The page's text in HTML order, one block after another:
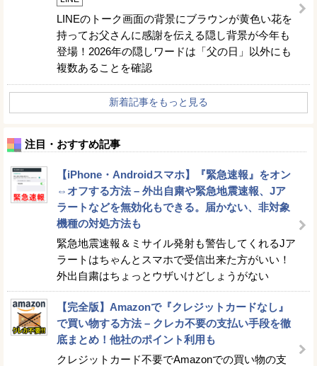
LINEのトーク画面の背景にブラウンが黄色い花を
持ってお父さんに感謝を伝える隠し背景が今年も
登場！2026年の隠しワードは「父の日」以外にも
複数あることを確認
新着記事をもっと見る
注目・おすすめ記事
【iPhone・Androidスマホ】『緊急速報』をオン
⇔オフする方法 – 外出自粛や緊急地震速報、Jア
ラートなどを無効化もできる。届かない、非対象
機種の対処方法も
緊急地震速報＆ミサイル発射も警告してくれるJア
ラートはちゃんとスマホで受信出来た方がいい！
外出自粛はちょっとウザいけどしょうがない
【完全版】Amazonで『クレジットカードなし』
で買い物する方法 – クレカ不要の支払い手段を徹
底まとめ！他社のポイント利用も
クレジットカード不要でAmazonでの買い物の支